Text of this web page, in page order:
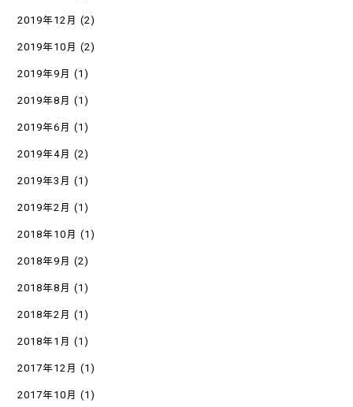
2019年12月 (2)
2019年10月 (2)
2019年9月 (1)
2019年8月 (1)
2019年6月 (1)
2019年4月 (2)
2019年3月 (1)
2019年2月 (1)
2018年10月 (1)
2018年9月 (2)
2018年8月 (1)
2018年2月 (1)
2018年1月 (1)
2017年12月 (1)
2017年10月 (1)